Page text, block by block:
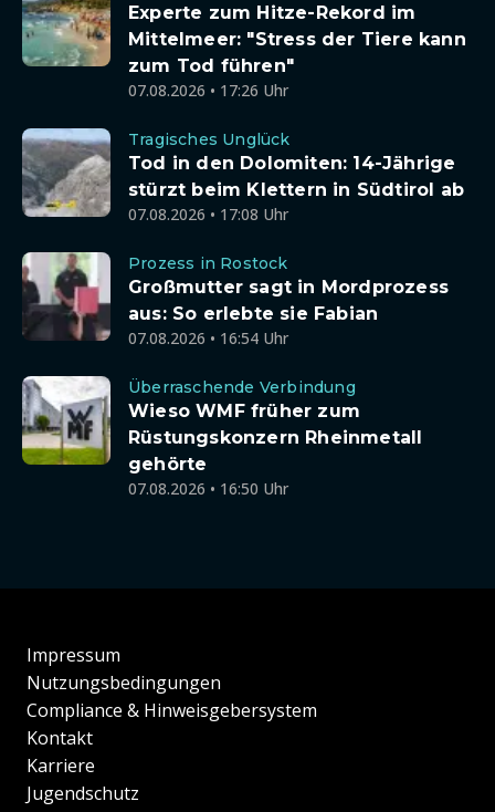
Experte zum Hitze-Rekord im
Mittelmeer: "Stress der Tiere kann
zum Tod führen"
07.08.2026 • 17:26 Uhr
Tragisches Unglück
Tod in den Dolomiten: 14-Jährige
stürzt beim Klettern in Südtirol ab
07.08.2026 • 17:08 Uhr
Prozess in Rostock
Großmutter sagt in Mordprozess
aus: So erlebte sie Fabian
07.08.2026 • 16:54 Uhr
Überraschende Verbindung
Wieso WMF früher zum
Rüstungskonzern Rheinmetall
gehörte
07.08.2026 • 16:50 Uhr
Impressum
Nutzungsbedingungen
Compliance & Hinweisgebersystem
Kontakt
Karriere
Jugendschutz